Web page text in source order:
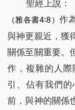
聖經上說：
（雅各書4:8）作
與神更親近，獲
關係至關重要。
作，複雜的人
引、佔有我們
前，與神的關係